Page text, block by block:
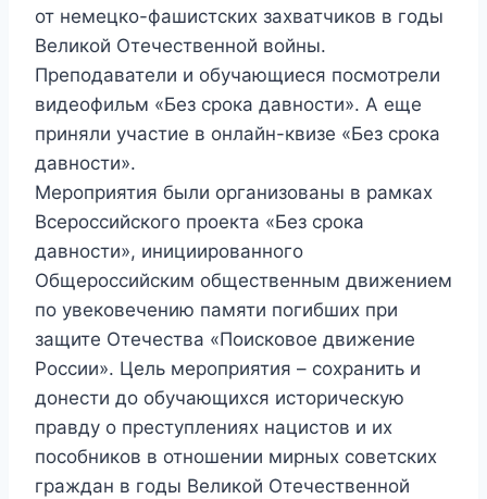
от немецко-фашистских захватчиков в годы
Великой Отечественной войны.
Преподаватели и обучающиеся посмотрели
видеофильм «Без срока давности». А еще
приняли участие в онлайн-квизе «Без срока
давности».
Мероприятия были организованы в рамках
Всероссийского проекта «Без срока
давности», инициированного
Общероссийским общественным движением
по увековечению памяти погибших при
защите Отечества «Поисковое движение
России». Цель мероприятия – сохранить и
донести до обучающихся историческую
правду о преступлениях нацистов и их
пособников в отношении мирных советских
граждан в годы Великой Отечественной